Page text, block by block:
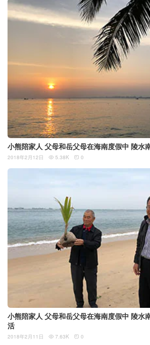
小熊陪家人 父母和岳父母在海南度假中 陵水
2018年2月12日  5.38K  0
小熊陪家人 父母和岳父母在海南度假中 陵水
活
2018年2月11日  7.63K  0